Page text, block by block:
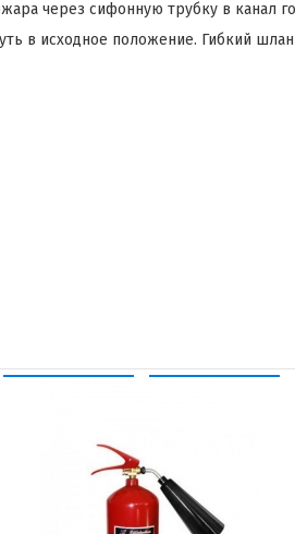
через сифонную трубку в канал
в исходное положение. Гибкий